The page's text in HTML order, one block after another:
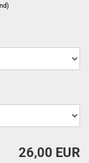
26,00 EUR